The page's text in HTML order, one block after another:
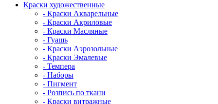
Краски художественные
- Краски Акварельные
- Краски Акриловые
- Краски Масляные
- Гуашь
- Краски Аэрозольные
- Краски Эмалевые
- Темпера
- Наборы
- Пигмент
- Розпись по ткани
- Краски витражные